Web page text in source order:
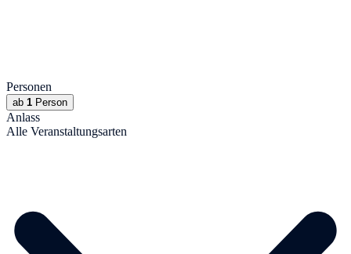
Personen
ab 1 Person
Anlass
Alle Veranstaltungsarten